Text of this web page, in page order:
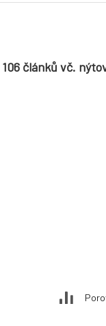
článků vč.